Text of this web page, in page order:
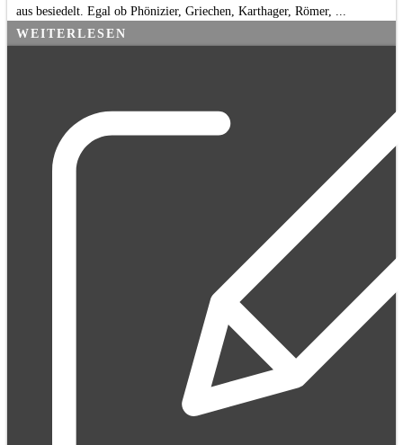
aus besiedelt. Egal ob Phönizier, Griechen, Karthager, Römer, ...
WEITERLESEN